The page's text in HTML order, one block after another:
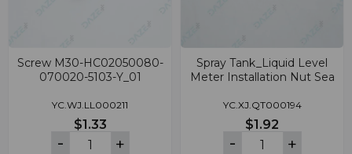
Screw M30-HC02050080-
070020-5103-Y_01
YC.WJ.LL000211
$1.33
Spray Tank_Liquid Level
Meter Installation Nut Sea
YC.XJ.QT000194
$1.92